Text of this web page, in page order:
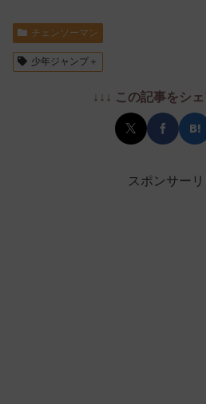
チェンソーマン
少年ジャンプ＋
↓↓↓ この記事をシ
スポンサーリ